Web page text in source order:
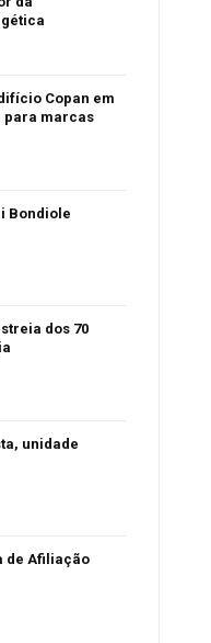
Copan em
para marcas
Bondiole
dos 70
unidade
de Afiliação